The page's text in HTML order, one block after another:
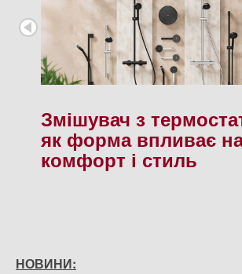
Змішувач з
як форма впливає
комфорт і стиль
НОВИНИ: